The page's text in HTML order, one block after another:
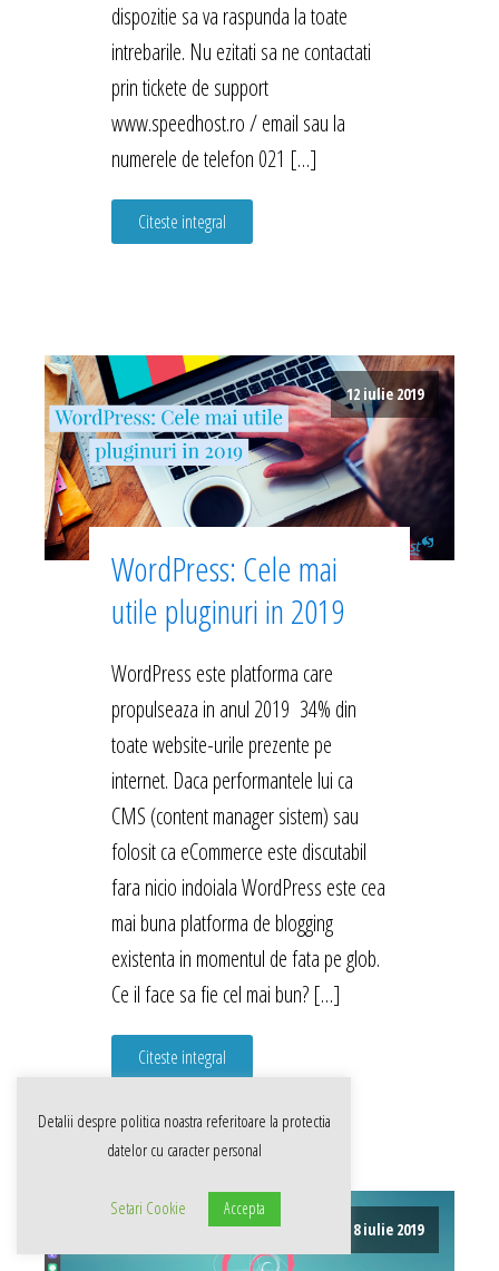
dispozitie sa va raspunda la toate
intrebarile. Nu ezitati sa ne contactati
prin tickete de support
www.speedhost.ro / email sau la
numerele de telefon 021 […]
Citeste integral
12 iulie 2019
WordPress: Cele mai
utile pluginuri in 2019
WordPress este platforma care
propulseaza in anul 2019 34% din
toate website-urile prezente pe
internet. Daca performantele lui ca
CMS (content manager sistem) sau
folosit ca eCommerce este discutabil
fara nicio indoiala WordPress este cea
mai buna platforma de blogging
existenta in momentul de fata pe glob.
Ce il face sa fie cel mai bun? […]
Citeste integral
8 iulie 2019
Detalii despre politica noastra referitoare la protectia
datelor cu caracter personal
Setari Cookie Accepta